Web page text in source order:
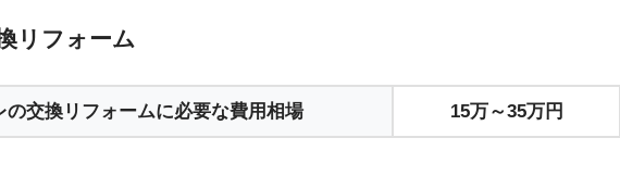
リフォーム
の交換リフォームに必要な費用相場 15万～35万円